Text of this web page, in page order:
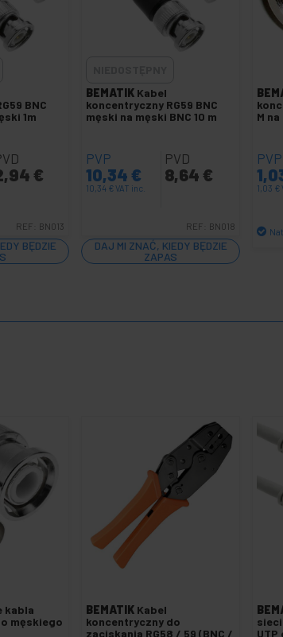
BNC
1m
€
REF: BN013
BĘDZIE
BEMATIK Kabel
koncentryczny RG59 BNC
męski na męski BNC 10 m
PVP
10,34 €
10,34 €VAT inc.
PVD
8,64 €
REF: BN018
DAJ MI ZNAĆ, KIEDY BĘDZIE
ZAPAS
M
PVP
1,03 €
kabla
męskiego
BEMATIK Kabel
koncentryczny do
zaciskania RG58 / 59 (BNC /
UTP